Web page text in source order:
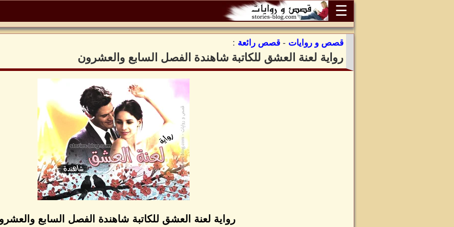
☰
قصص و روايات - قصص رائعة :
رواية لعنة العشق للكاتبة شاهندة الفصل السابع والعشرون
رواية لعنة العشق للكاتبة شاهندة الفصل السابع